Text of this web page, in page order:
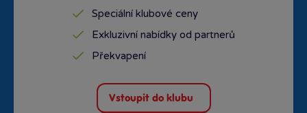
Speciální klubové ceny
Exkluzivní nabídky od partnerů
Překvapení
Vstoupit do klubu